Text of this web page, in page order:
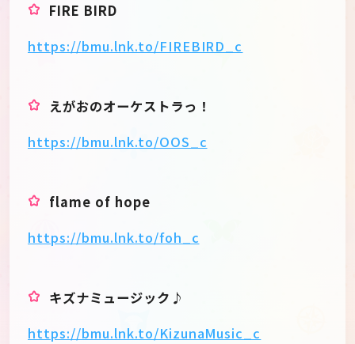
FIRE BIRD
https://bmu.lnk.to/FIREBIRD_c
えがおのオーケストラっ！
https://bmu.lnk.to/OOS_c
flame of hope
https://bmu.lnk.to/foh_c
キズナミュージック♪
https://bmu.lnk.to/KizunaMusic_c